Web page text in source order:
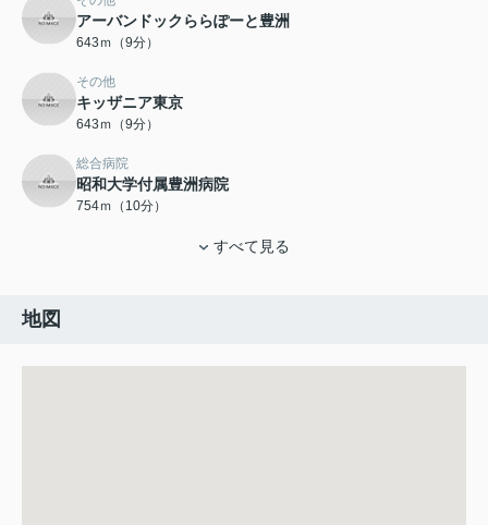
アーバンドックららぽーと豊洲
643ｍ（9分）
その他
キッザニア東京
643ｍ（9分）
総合病院
昭和大学付属豊洲病院
754ｍ（10分）
すべて見る
地図